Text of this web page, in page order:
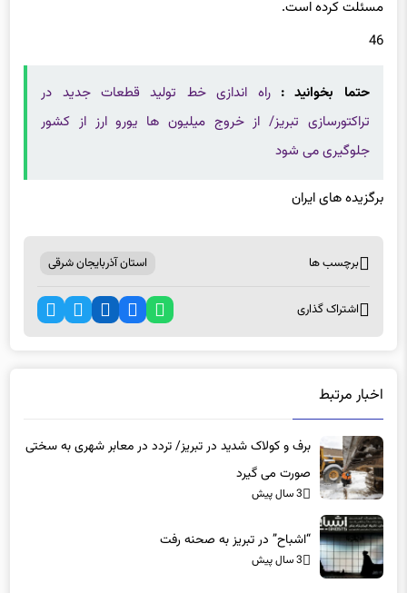
رحمت و غفران واسعه الهی و برای همه بازماندگان صبر و اجر جزیل
مسئلت کرده است.
حتما بخوانید :راه اندازی خط تولید قطعات جدید در
تراکتورسازی تبریز/ از خروج میلیون ها یورو ارز از کشور
اخبار مرتبط
برف و کولاک شدید در تبریز/ تردد در معابر شهری به سختی
صورت می گیرد
“اشباح” در تبریز به صحنه رفت